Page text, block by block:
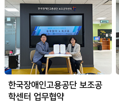
한국장애인고용공단 보조공
학센터 업무협약